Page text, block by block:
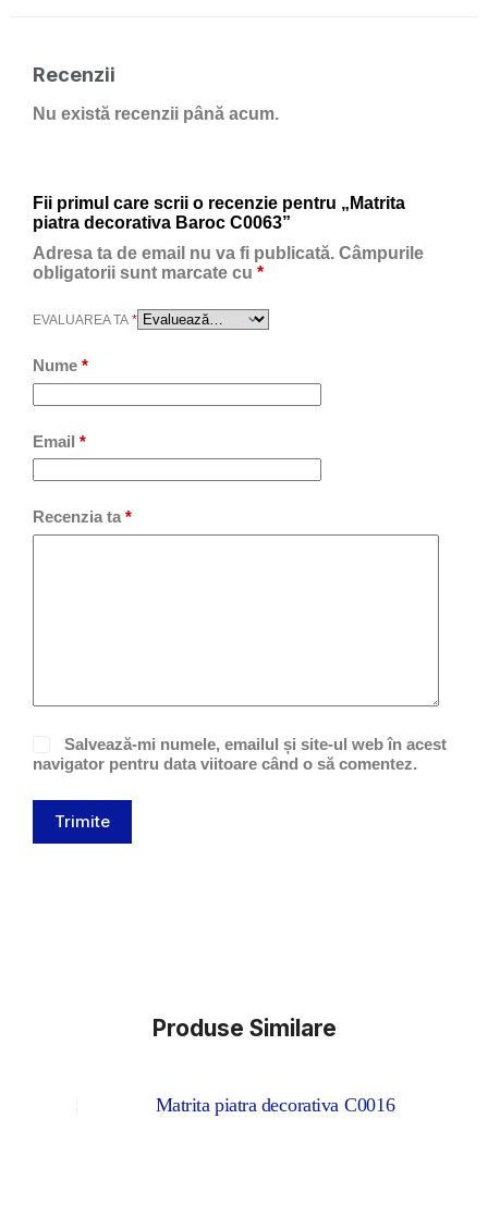
Recenzii
Nu există recenzii până acum.
Fii primul care scrii o recenzie pentru „Matrita
piatra decorativa Baroc C0063”
Adresa ta de email nu va fi publicată. Câmpurile
obligatorii sunt marcate cu *
EVALUAREA TA *
Nume *
Email *
Recenzia ta *
Salvează-mi numele, emailul și site-ul web în acest
navigator pentru data viitoare când o să comentez.
Trimite
Produse Similare